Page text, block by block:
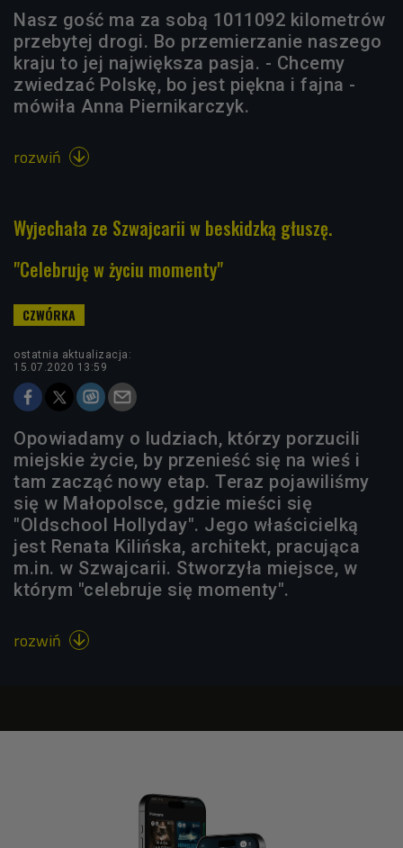
Nasz gość ma za sobą 1011092 kilometrów
przebytej drogi. Bo przemierzanie naszego
kraju to jej największa pasja. - Chcemy
zwiedzać Polskę, bo jest piękna i fajna -
mówiła Anna Piernikarczyk.
rozwiń 
Wyjechała ze Szwajcarii w beskidzką głuszę.
"Celebruję w życiu momenty"
ostatnia aktualizacja:
15.07.2020 13:59
Opowiadamy o ludziach, którzy porzucili
miejskie życie, by przenieść się na wieś i
tam zacząć nowy etap. Teraz pojawiliśmy
się w Małopolsce, gdzie mieści się
"Oldschool Hollyday". Jego właścicielką
jest Renata Kilińska, architekt, pracująca
m.in. w Szwajcarii. Stworzyła miejsce, w
którym "celebruje się momenty".
rozwiń 